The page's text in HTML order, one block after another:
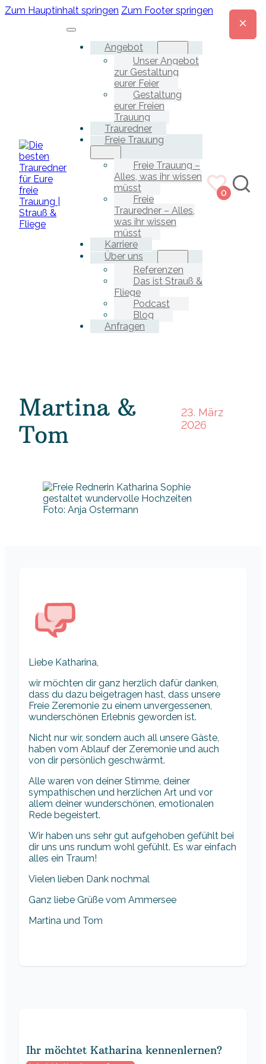
Zum Hauptinhalt springen Zum Footer springen
Angebot
Unser Angebot
zur Gestaltung
eurer Feier
Gestaltung
eurer Freien
Trauung
Trauredner
Freie Trauung
Freie Trauung –
Alles, was ihr wissen
müsst
Freie
Trauredner – Alles,
was ihr wissen
müsst
Karriere
Über uns
Referenzen
Das ist Strauß &
Fliege
Podcast
Blog
Anfragen
0
Martina &
Tom
23. März
2026
Foto: Anja Ostermann
Liebe Katharina,
wir möchten dir ganz herzlich dafür danken,
dass du dazu beigetragen hast, dass unsere
Freie Zeremonie zu einem unvergessenen,
wunderschönen Erlebnis geworden ist.
Nicht nur wir, sondern auch all unsere Gäste,
haben vom Ablauf der Zeremonie und auch
von dir persönlich geschwärmt.
Alle waren von deiner Stimme, deiner
sympathischen und herzlichen Art und vor
allem deiner wunderschönen, emotionalen
Rede begeistert.
Wir haben uns sehr gut aufgehoben gefühlt bei
dir uns uns rundum wohl gefühlt. Es war einfach
alles ein Traum!
Vielen lieben Dank nochmal
Ganz liebe Grüße vom Ammersee
Martina und Tom
Ihr möchtet Katharina kennenlernen?